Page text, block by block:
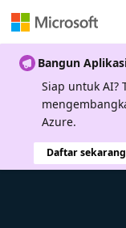
Bangun
Siap untuk AI?
Azure.
Daftar sekarang